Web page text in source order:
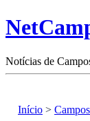
Notícias de
Início >